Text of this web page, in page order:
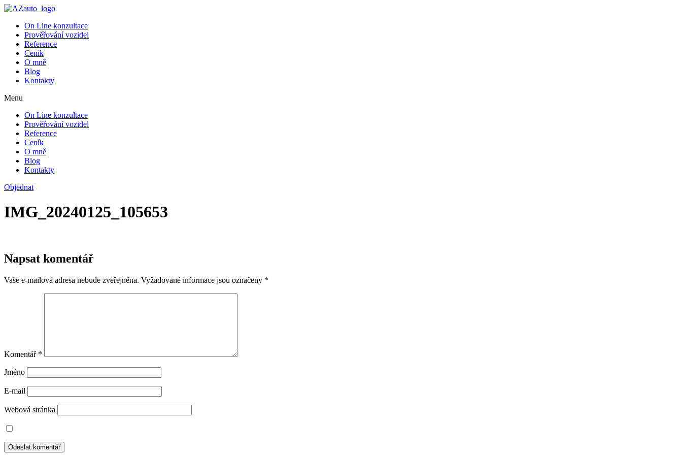
On Line konzultace
Prověřování vozidel
Reference
Ceník
O mně
Blog
Kontakty
Menu
On Line konzultace
Prověřování vozidel
Reference
Ceník
O mně
Blog
Kontakty
Objednat
IMG_20240125_105653
Napsat komentář
Vaše e-mailová adresa nebude zveřejněna. Vyžadované informace jsou označeny *
Komentář *
Jméno
E-mail
Webová stránka